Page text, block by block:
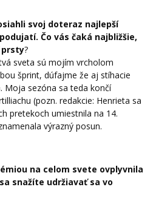
svoj doteraz najlepší
Čo vás čaká najbližšie,
prsty?
sveta sú mojím vrcholom
šprint, dúfajme že aj stíhacie
Moja sezóna sa teda končí
(pozn. redakcie: Henrieta sa
pretekoch umiestnila na 14.
výrazný posun.
na celom svete ovplyvnila
snažíte udržiavať sa vo